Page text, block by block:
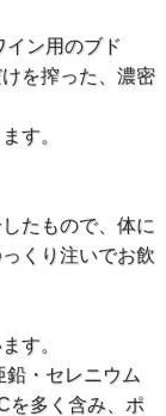
イン用のブド
を搾った、濃密
す。
たもので、体に
くり注いでお飲
す。
鉛・セレニウム
を多く含み、ポ